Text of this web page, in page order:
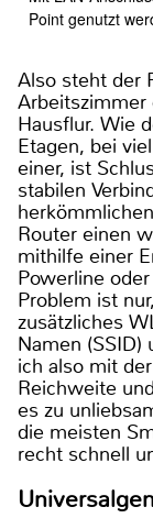
Point genutzt
Also steht der
Arbeitszimmer
Hausflur. Wie
Etagen, bei
einer, ist
stabilen
Router einen
mithilfe einer
Powerline
Problem ist
zusätzliches
Namen (SSID)
ich also mit
Reichweite
es zu
die meisten
recht schnell